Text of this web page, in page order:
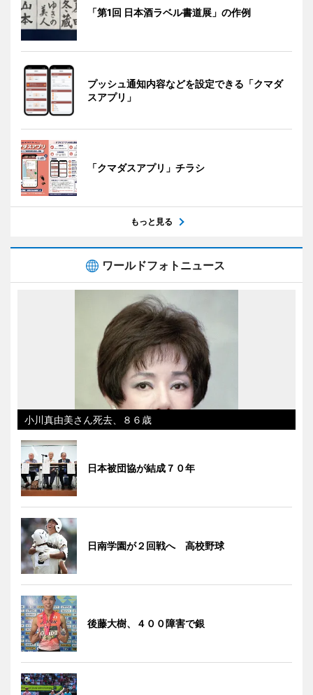
「第1回 日本酒ラベル書道展」の作例
プッシュ通知内容などを設定できる「クマダ
スアプリ」
「クマダスアプリ」チラシ
もっと見る
ワールドフォトニュース
小川真由美さん死去、８６歳
日本被団協が結成７０年
日南学園が２回戦へ 高校野球
後藤大樹、４００障害で銀